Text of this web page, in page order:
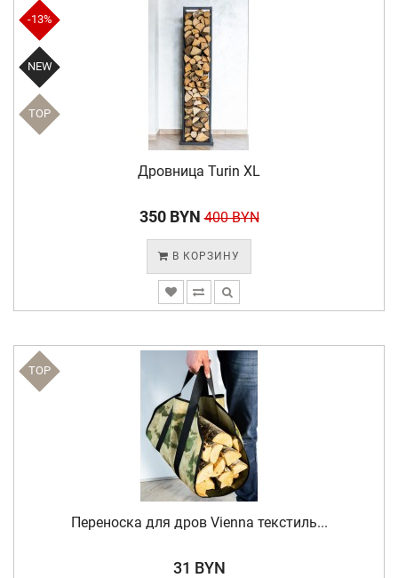
-13%
NEW
TOP
Дровница Turin XL
350 BYN 400 BYN
В КОРЗИНУ
TOP
Переноска для дров Vienna текстиль...
31 BYN